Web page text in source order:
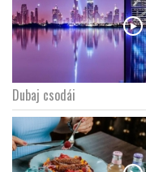
Dubaj csodái